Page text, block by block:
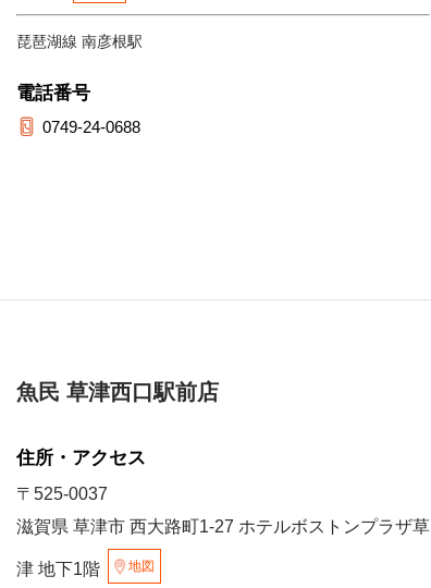
琵琶湖線 南彦根駅
電話番号
0749-24-0688
魚民 草津西口駅前店
住所・アクセス
〒525-0037
滋賀県 草津市 西大路町1-27 ホテルボストンプラザ草
津 地下1階 地図